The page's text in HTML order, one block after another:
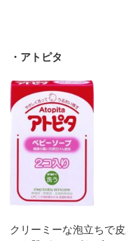
・アトピタ
クリーミーな泡立ちで